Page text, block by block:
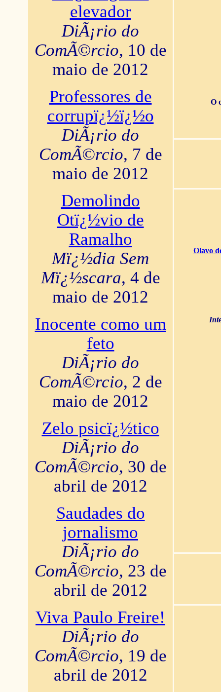
elevador
DiÃ¡rio do
ComÃ©rcio, 10 de
maio de 2012
Professores de
corrupï¿½ï¿½o
DiÃ¡rio do
ComÃ©rcio, 7 de
maio de 2012
Demolindo
Otï¿½vio de
Ramalho
Mï¿½dia Sem
Mï¿½scara, 4 de
maio de 2012
Inocente como um
feto
DiÃ¡rio do
ComÃ©rcio, 2 de
maio de 2012
Zelo psicï¿½tico
DiÃ¡rio do
ComÃ©rcio, 30 de
abril de 2012
Saudades do
jornalismo
DiÃ¡rio do
ComÃ©rcio, 23 de
abril de 2012
Viva Paulo Freire!
DiÃ¡rio do
ComÃ©rcio, 19 de
abril de 2012
O
Olavo